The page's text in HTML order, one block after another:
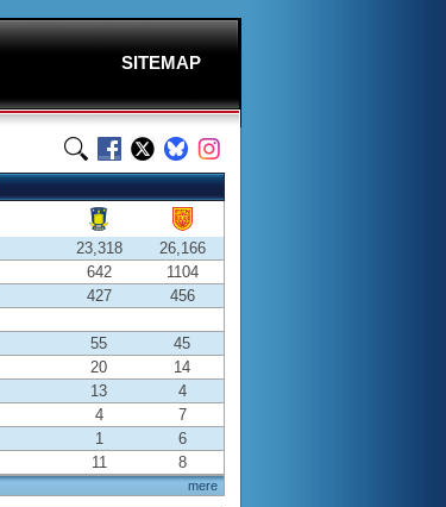
SITEMAP
mere
23,318
26,166
642
1104
427 456
55
45
20
14
13
4
4
7
1
6
11 8